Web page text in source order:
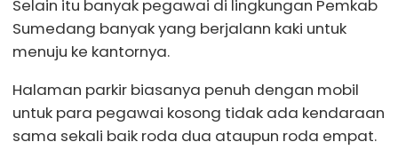
Selain itu banyak pegawai di lingkungan Pemkab
Sumedang banyak yang berjalann kaki untuk
menuju ke kantornya.
Halaman parkir biasanya penuh dengan mobil
untuk para pegawai kosong tidak ada kendaraan
sama sekali baik roda dua ataupun roda empat.